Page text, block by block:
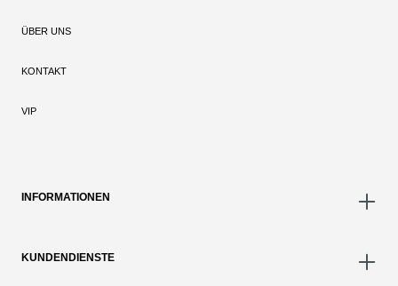
ÜBER UNS
KONTAKT
VIP
INFORMATIONEN
KUNDENDIENSTE